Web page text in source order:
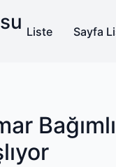
Liste Sayfa